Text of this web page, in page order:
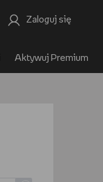
Zaloguj się
Aktywuj Premium